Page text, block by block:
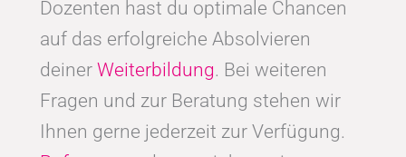
Dozenten hast du optimale Chancen
auf das erfolgreiche Absolvieren
deiner Weiterbildung. Bei weiteren
Fragen und zur Beratung stehen wir
Ihnen gerne jederzeit zur Verfügung.